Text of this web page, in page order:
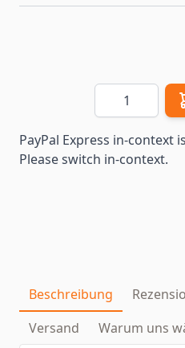
Menge
PayPal Express in-context
Please switch in-context.
Beschreibung
Versand
Warum uns